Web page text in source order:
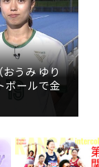
おうみ ゆり
ボールで金